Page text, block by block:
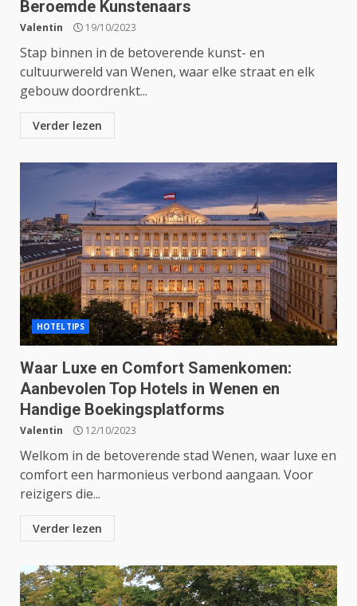
Beroemde Kunstenaars
Valentin 19/10/2023
Stap binnen in de betoverende kunst- en
cultuurwereld van Wenen, waar elke straat en elk
gebouw doordrenkt...
Verder lezen
HOTELTIPS
Waar Luxe en Comfort Samenkomen:
Aanbevolen Top Hotels in Wenen en
Handige Boekingsplatforms
Valentin 12/10/2023
Welkom in de betoverende stad Wenen, waar luxe en
comfort een harmonieus verbond aangaan. Voor
reizigers die...
Verder lezen